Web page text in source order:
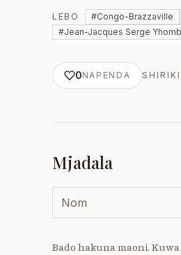
LEBO #Congo-Brazzaville
#Jean-Jacques Serge
0NAPENDA SHIRIKI
Mjadala
Bado hakuna maoni.